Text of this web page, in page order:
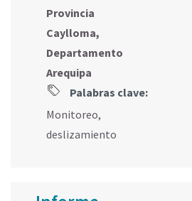
Provincia
Caylloma,
Departamento
Arequipa
Palabras clave:
Monitoreo,
deslizamiento